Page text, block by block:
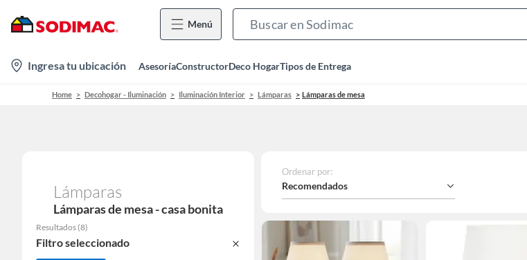
Menú
Bar
location-
icon
Ingresa tu ubicación AsesoríaConstructorDeco HogarTipos de Entrega
Home Decohogar - Iluminación Iluminación Interior Lámparas Lámparas de mesa
Lámparas
Lámparas de mesa - casa bonita
Resultados (8)
Filtro seleccionado
Ordenar por:
Recomendados